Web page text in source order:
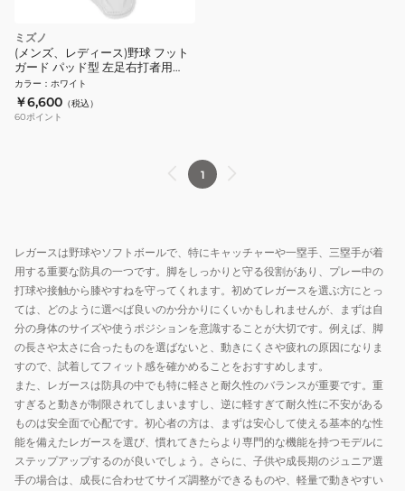
ミズノ
(メンズ、レディース)野球 フット
ガード パッド型 左足右打者用
1DJLG23001
カラー ： ホワイト
￥6,600 （税込）
60ポイント
1
レガースは野球やソフトボールで、特にキャッチャーや一塁手、三塁手が着
用する重要な防具の一つです。脚をしっかりと守る役割があり、プレー中の
打球や接触から膝やすねを守ってくれます。初めてレガースを選ぶ方にとっ
ては、どのように選べば良いのか分かりにくいかもしれませんが、まずは自
分の身体のサイズや使うポジションを意識することが大切です。例えば、脚
の長さや太さに合ったものを選ばないと、動きにくさや疲れの原因になりま
すので、試着してフィット感を確かめることをおすすめします。
また、レガースは防具の中でも特に軽さと耐久性のバランスが重要です。重
すぎると動きが制限されてしまいますし、逆に軽すぎて耐久性に不安がある
ものは安全面で心配です。初心者の方は、まずは安心して使える基本的な性
能を備えたレガースを選び、慣れてきたらより専門的な機能を持つモデルに
ステップアップするのが良いでしょう。さらに、子供や成長期のジュニア選
手の場合は、成長に合わせてサイズ調整ができるものや、軽量で動きやすい